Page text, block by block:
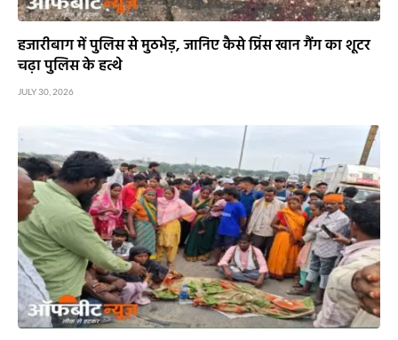
हजारीबाग में पुलिस से मुठभेड़, जानिए कैसे प्रिंस खान गैंग का शूटर
चढ़ा पुलिस के हत्थे
JULY 30, 2026